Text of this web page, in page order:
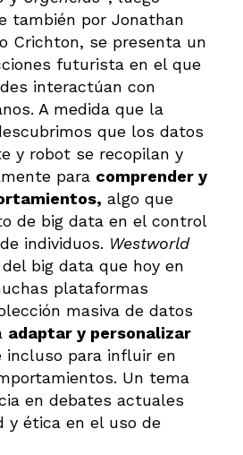
también por Jonathan
Crichton, se presenta un
futurista en el que
interactúan con
A medida que la
que los datos
y robot se recopilan y
para comprender y
algo que
de big data en el control
individuos. Westworld
big data que hoy en
plataformas
masiva de datos
adaptar y personalizar
incluso para influir en
Un tema
en debates actuales
y ética en el uso de